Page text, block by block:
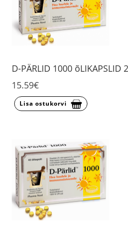
D-PÄRLID 1000 õLIKAPSLID
15.59€
Lisa ostukorvi